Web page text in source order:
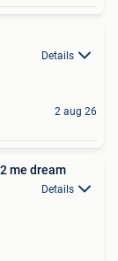
Details
2 aug 26
me dream
Details